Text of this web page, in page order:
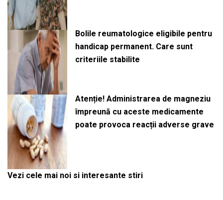
Bolile reumatologice eligibile pentru
handicap permanent. Care sunt
criteriile stabilite
Atenție! Administrarea de magneziu
împreună cu aceste medicamente
poate provoca reacții adverse grave
Vezi cele mai noi si interesante stiri